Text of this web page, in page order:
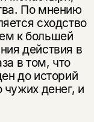
По мнению
сходство
к большей
действия в
в том, что
до историй
денег, и